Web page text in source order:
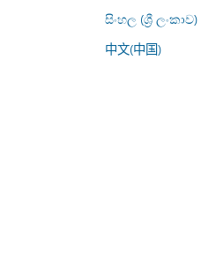
සිංහල (ශ්‍රී ලංකාව)
中文(中国)